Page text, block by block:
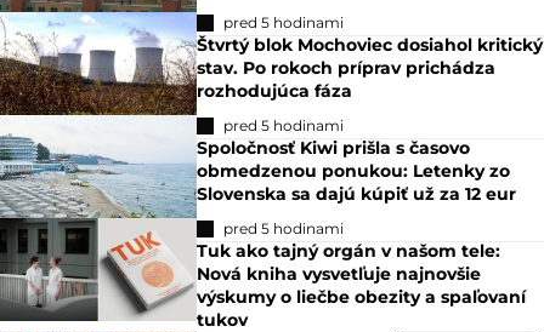
pred 5 hodinami
Štvrtý blok Mochoviec dosiahol kritický
stav. Po rokoch príprav prichádza
rozhodujúca fáza
pred 5 hodinami
Spoločnosť Kiwi prišla s časovo
obmedzenou ponukou: Letenky zo
Slovenska sa dajú kúpiť už za 12 eur
pred 5 hodinami
Tuk ako tajný orgán v našom tele:
Nová kniha vysvetľuje najnovšie
výskumy o liečbe obezity a spaľovaní
tukov